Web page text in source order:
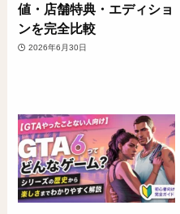
値・店舗特典・エディショ
ンを完全比較
2026年6月30日